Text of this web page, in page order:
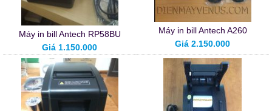
Máy in bill Antech RP58BU
Giá 1.150.000
Máy in bill Antech A260
Giá 2.150.000